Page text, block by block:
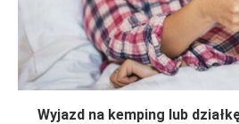
Wyjazd na kemping lub